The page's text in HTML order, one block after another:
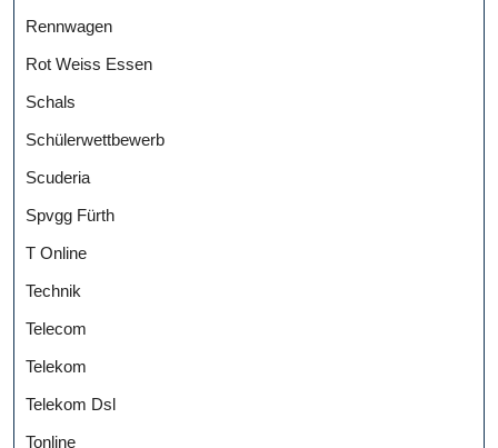
Rennwagen
Rot Weiss Essen
Schals
Schülerwettbewerb
Scuderia
Spvgg Fürth
T Online
Technik
Telecom
Telekom
Telekom Dsl
Tonline